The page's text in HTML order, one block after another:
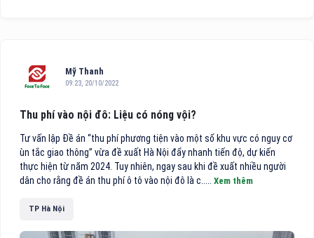
Mỹ Thanh
09:23, 20/10/2022
Thu phí vào nội đô: Liệu có nóng vội?
Tư vấn lập Đề án “thu phí phương tiện vào một số khu vực có nguy cơ
ùn tắc giao thông” vừa đề xuất Hà Nội đẩy nhanh tiến độ, dự kiến
thực hiện từ năm 2024. Tuy nhiên, ngay sau khi đề xuất nhiều người
dân cho rằng đề án thu phí ô tô vào nội đô là c..... Xem thêm
TP Hà Nội